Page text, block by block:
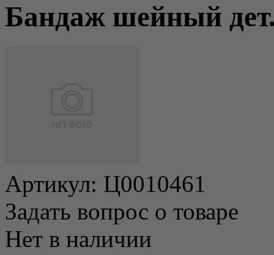
Бандаж шейный
Артикул: Ц0010461
Задать вопрос о товаре
Нет в наличии